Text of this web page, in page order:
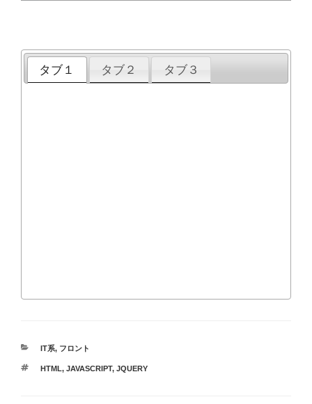
タブ１ タブ２ タブ３
カ
ゴ
IT系, フロント
タ
HTML, JAVASCRIPT, JQUERY